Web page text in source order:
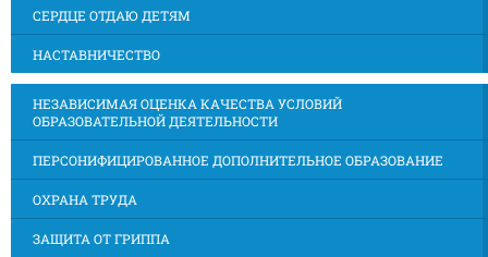
СЕРДЦЕ ОТДАЮ ДЕТЯМ
НАСТАВНИЧЕСТВО
НЕЗАВИСИМАЯ ОЦЕНКА КАЧЕСТВА УСЛОВИЙ
ОБРАЗОВАТЕЛЬНОЙ ДЕЯТЕЛЬНОСТИ
ПЕРСОНИФИЦИРОВАННОЕ ДОПОЛНИТЕЛЬНОЕ ОБРАЗОВАНИЕ
ОХРАНА ТРУДА
ЗАЩИТА ОТ ГРИППА